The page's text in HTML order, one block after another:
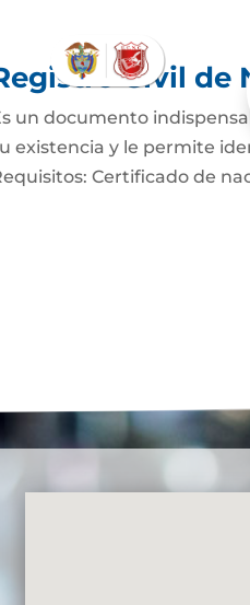
Civil de
un documento
existencia y le permite
Certificado de